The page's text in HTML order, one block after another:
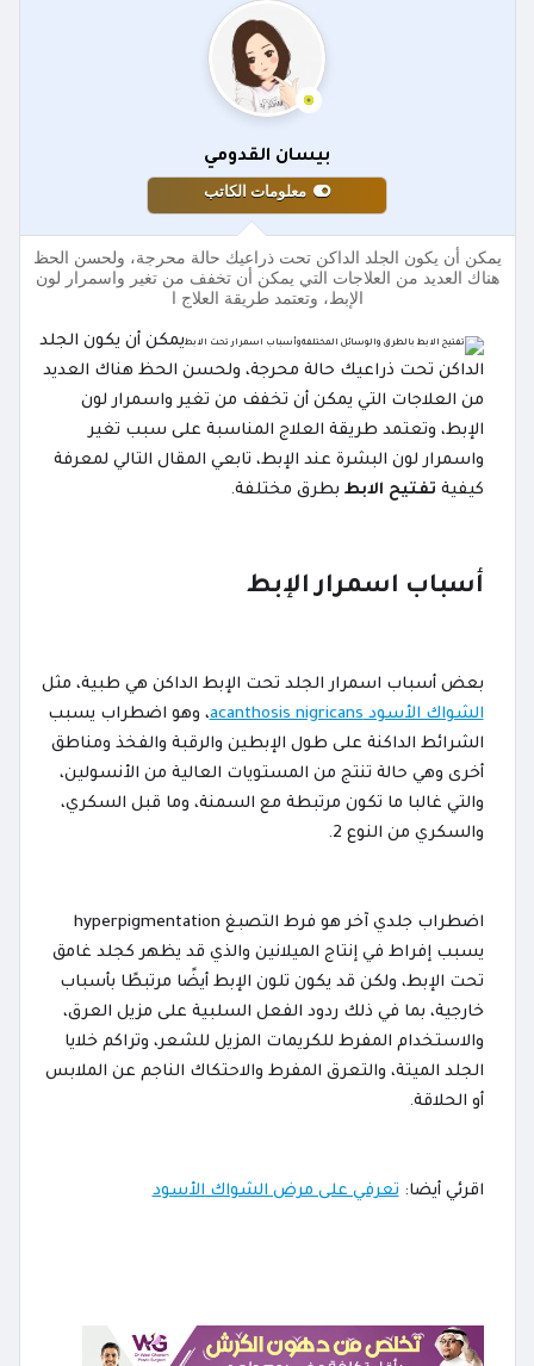
بيسان القدومي
معلومات الكاتب
يمكن أن يكون الجلد الداكن تحت ذراعيك حالة محرجة، ولحسن الحظ
هناك العديد من العلاجات التي يمكن أن تخفف من تغير واسمرار لون
الإبط، وتعتمد طريقة العلاج ا
يمكن أن يكون الجلد
الداكن تحت ذراعيك حالة محرجة، ولحسن الحظ هناك العديد
من العلاجات التي يمكن أن تخفف من تغير واسمرار لون
الإبط، وتعتمد طريقة العلاج المناسبة على سبب تغير
واسمرار لون البشرة عند الإبط، تابعي المقال التالي لمعرفة
كيفية تفتيح الابط بطرق مختلفة.
أسباب اسمرار الإبط
بعض أسباب اسمرار الجلد تحت الإبط الداكن هي طبية، مثل
الشواك الأسود acanthosis nigricans
، وهو اضطراب يسبب
الشرائط الداكنة على طول الإبطين والرقبة والفخذ ومناطق
أخرى وهي حالة تنتج من المستويات العالية من الأنسولين،
والتي غالبا ما تكون مرتبطة مع السمنة، وما قبل السكري،
والسكري من النوع 2.
اضطراب جلدي آخر هو فرط التصبغ hyperpigmentation
يسبب إفراط في إنتاج الميلانين والذي قد يظهر كجلد غامق
تحت الإبط، ولكن قد يكون تلون الإبط أيضًا مرتبطًا بأسباب
خارجية، بما في ذلك ردود الفعل السلبية على مزيل العرق،
والاستخدام المفرط للكريمات المزيل للشعر، وتراكم خلايا
الجلد الميتة، والتعرق المفرط والاحتكاك الناجم عن الملابس
أو الحلاقة.
اقرئي أيضا:تعرفي على مرض الشواك الأسود